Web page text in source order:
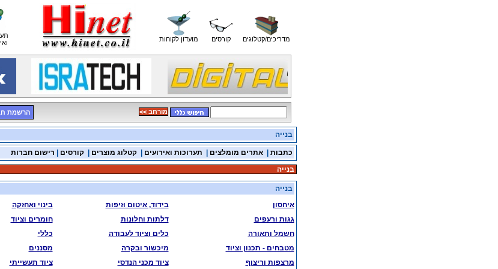
מועדון לקוחות קורסים מדריכים/קטלוגים
הרשמת << מורחב
בנייה
כתבות |אתרים מומלצים תערוכות ואירועים |קטלוג מוצרים |קורסים
רישום חברות
בנייה
בנייה
איחסון
בידוד, איטום וזיפות
בינוי ואחזקה
גגות ורעפים
דלתות וחלונות
חומרים וציוד
חשמל ותאורה
כלים וציוד לעבודה
כללי
מטבחים - תכנון וציוד
מיכשור ובקרה
מסננים
מרצפות וריצוף
ציוד מכני הנדסי
ציוד תעשייתי